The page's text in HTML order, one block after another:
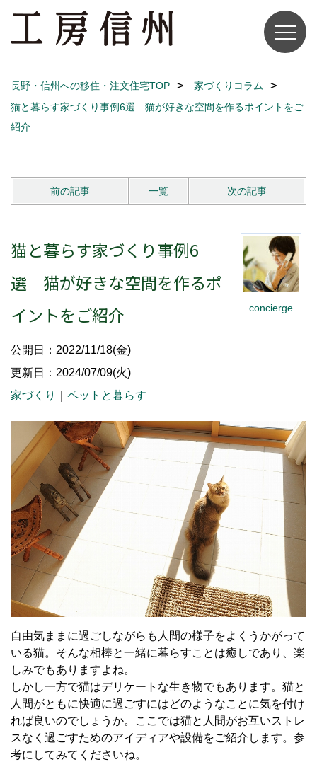
長野・信州への移住・注文住宅TOP
家づくりコラム
猫と暮らす家づくり事例6選 猫が好きな空間を作るポイントをご
紹介
前の記事 一覧 次の記事
concierge
猫と暮らす家づくり事例6
選 猫が好きな空間を作るポ
イントをご紹介
公開日：2022/11/18(金)
更新日：2024/07/09(火)
家づくり
ペットと暮らす
自由気ままに過ごしながらも人間の様子をよくうかがって
いる猫。そんな相棒と一緒に暮らすことは癒しであり、楽
しみでもありますよね。
しかし一方で猫はデリケートな生き物でもあります。猫と
人間がともに快適に過ごすにはどのようなことに気を付け
れば良いのでしょうか。ここでは猫と人間がお互いストレ
スなく過ごすためのアイディアや設備をご紹介します。参
考にしてみてくださいね。